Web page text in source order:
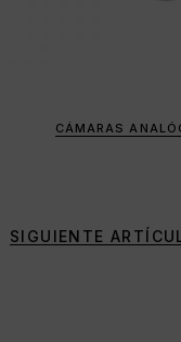
CÁMARAS
SIGUIENTE